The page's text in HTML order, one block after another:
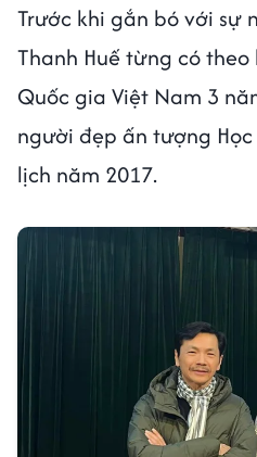
Trước khi gắn bó với sự
Thanh Huế từng có
Quốc gia Việt Nam 3
người đẹp ấn tượng Học
lịch năm 2017.